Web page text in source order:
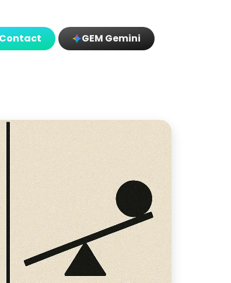
Contact GEM Gemini